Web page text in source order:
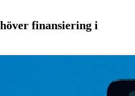
finansiering i